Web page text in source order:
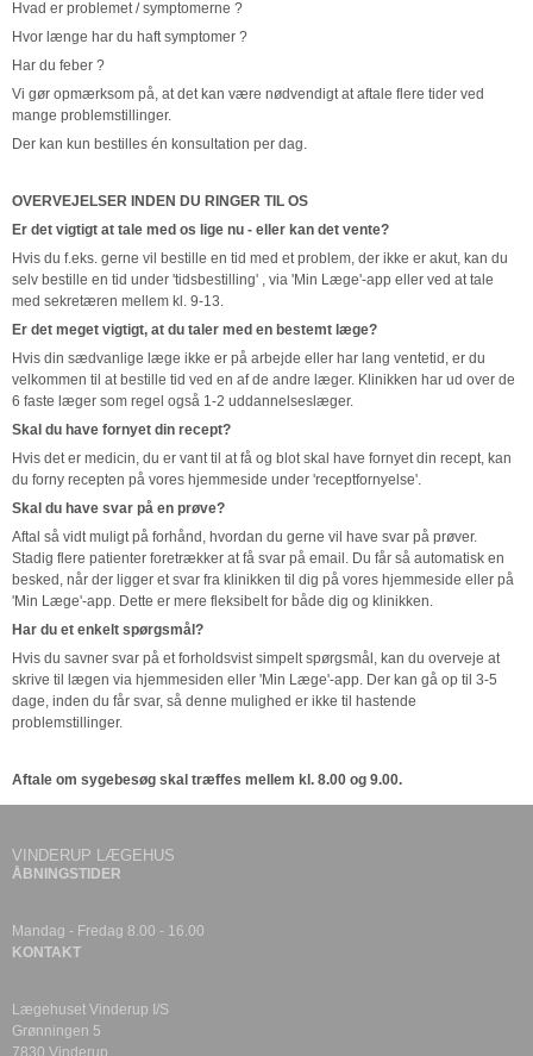
Hvad er problemet / symptomerne ?
Hvor længe har du haft symptomer ?
Har du feber ?
Vi gør opmærksom på, at det kan være nødvendigt at aftale flere tider ved
mange problemstillinger.
Der kan kun bestilles én konsultation per dag.
OVERVEJELSER INDEN DU RINGER TIL OS
Er det vigtigt at tale med os lige nu - eller kan det vente?
Hvis du f.eks. gerne vil bestille en tid med et problem, der ikke er akut, kan du
selv bestille en tid under 'tidsbestilling' , via 'Min Læge'-app eller ved at tale
med sekretæren mellem kl. 9-13.
Er det meget vigtigt, at du taler med en bestemt læge?
Hvis din sædvanlige læge ikke er på arbejde eller har lang ventetid, er du
velkommen til at bestille tid ved en af de andre læger. Klinikken har ud over de
6 faste læger som regel også 1-2 uddannelseslæger.
Skal du have fornyet din recept?
Hvis det er medicin, du er vant til at få og blot skal have fornyet din recept, kan
du forny recepten på vores hjemmeside under 'receptfornyelse'.
Skal du have svar på en prøve?
Aftal så vidt muligt på forhånd, hvordan du gerne vil have svar på prøver.
Stadig flere patienter foretrækker at få svar på email. Du får så automatisk en
besked, når der ligger et svar fra klinikken til dig på vores hjemmeside eller på
'Min Læge'-app. Dette er mere fleksibelt for både dig og klinikken.
Har du et enkelt spørgsmål?
Hvis du savner svar på et forholdsvist simpelt spørgsmål, kan du overveje at
skrive til lægen via hjemmesiden eller 'Min Læge'-app. Der kan gå op til 3-5
dage, inden du får svar, så denne mulighed er ikke til hastende
problemstillinger.
Aftale om sygebesøg skal træffes mellem kl. 8.00 og 9.00.
VINDERUP LÆGEHUS
ÅBNINGSTIDER
Mandag - Fredag 8.00 - 16.00
KONTAKT
Lægehuset Vinderup I/S
Grønningen 5
7830 Vinderup